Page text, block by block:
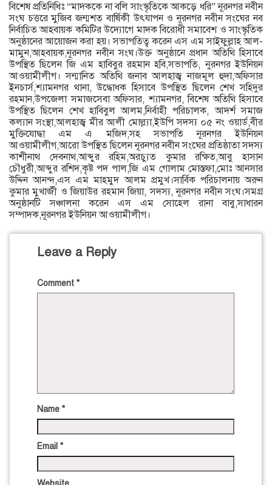
বিশেষ প্রতিনিধিঃ “মাদককে না বলি সাংস্কৃতিকে আকড়ে ধরি” নূরনগর নবীন
সংঘ চত্তরে মুজিব জন্মশত বার্ষিকী উৎযাপন ও নূরনগর নবীন সংঘের নব
নির্বাচিত আহবায়ক কমিটির উদ্যোগে মাদক বিরোধী সমাবেশ ও সাংস্কৃতিক
অনুষ্ঠানের আয়োজন করা হয়। সভাপতিত্ব করেন এস এম সাইফুল্লাহ আল-
মামুন,আহবায়ক,নূরনগর নবীন সংঘ।উক্ত অনুষ্ঠানে প্রধান অতিথি হিসাবে
উপস্থিত ছিলেন জি এম হাবিবুর রহমান হবি,সভাপতি, নুরনগর ইউনিয়ন
আওয়ামীলীগ। সন্মানিত অতিথি জনাব আলহাজ্ব নাজমূল হুদা,অফিসার
ইনচার্স,শ্যামনগর থানা, উদ্ধোধক হিসাবে উপস্থিত ছিলেন শেখ সহিদুর
রহমান,উপজেলা সমাজসেবা অফিসার, শ্যামনগর, বিশেষ অতিথি হিসাবে
উপস্থিত ছিলেন শেখ হাবিবুল আলম,নির্বাহী পরিচালক, আদর্শ সমাজ
কল্যান সংস্থা,আলহাজ্ব মীর আলী মোল্ল্যা,ইউপি সদস্য ০৫ নং ওয়ার্ড,বীর
মুক্তিযোদ্ধা এম এ মজিদ,সহ সভাপতি নূরনগর ইউনিয়ন
আওয়ামীলীগ,আরো উপস্থিত ছিলেন নূরনগর নবীন সংঘের প্রতিষ্ঠাতা সদস্য
কাশীনাথ দেবনাথ,আব্দুর রহিম,অরচ্যুত কুমার রক্ষিত,আবু হাসান
চৌধুরী,আব্দুর রশিদ,কৃষ্ট পদ পাল,জি এম গোলাম মোস্তফা,মোঃ আনসার
উদ্দিন আনন্দ,এস এম মাহমুদ আলম প্রমুখ।সার্বিক পরিচালনায় অরুন
কুমার মুখার্জী ও জিয়াউর রহমান জিয়া, সদস্য, নূরনগর নবীন সংঘ।সমগ্র
অনুষ্ঠানটি সঞ্চালনা করেন এস এম সোহেল রানা বাবু,সাধারন
সম্পাদক,নূরনগর ইউনিয়ন আওয়ামীলীগ।
Leave a Reply
Comment *
Name *
Email *